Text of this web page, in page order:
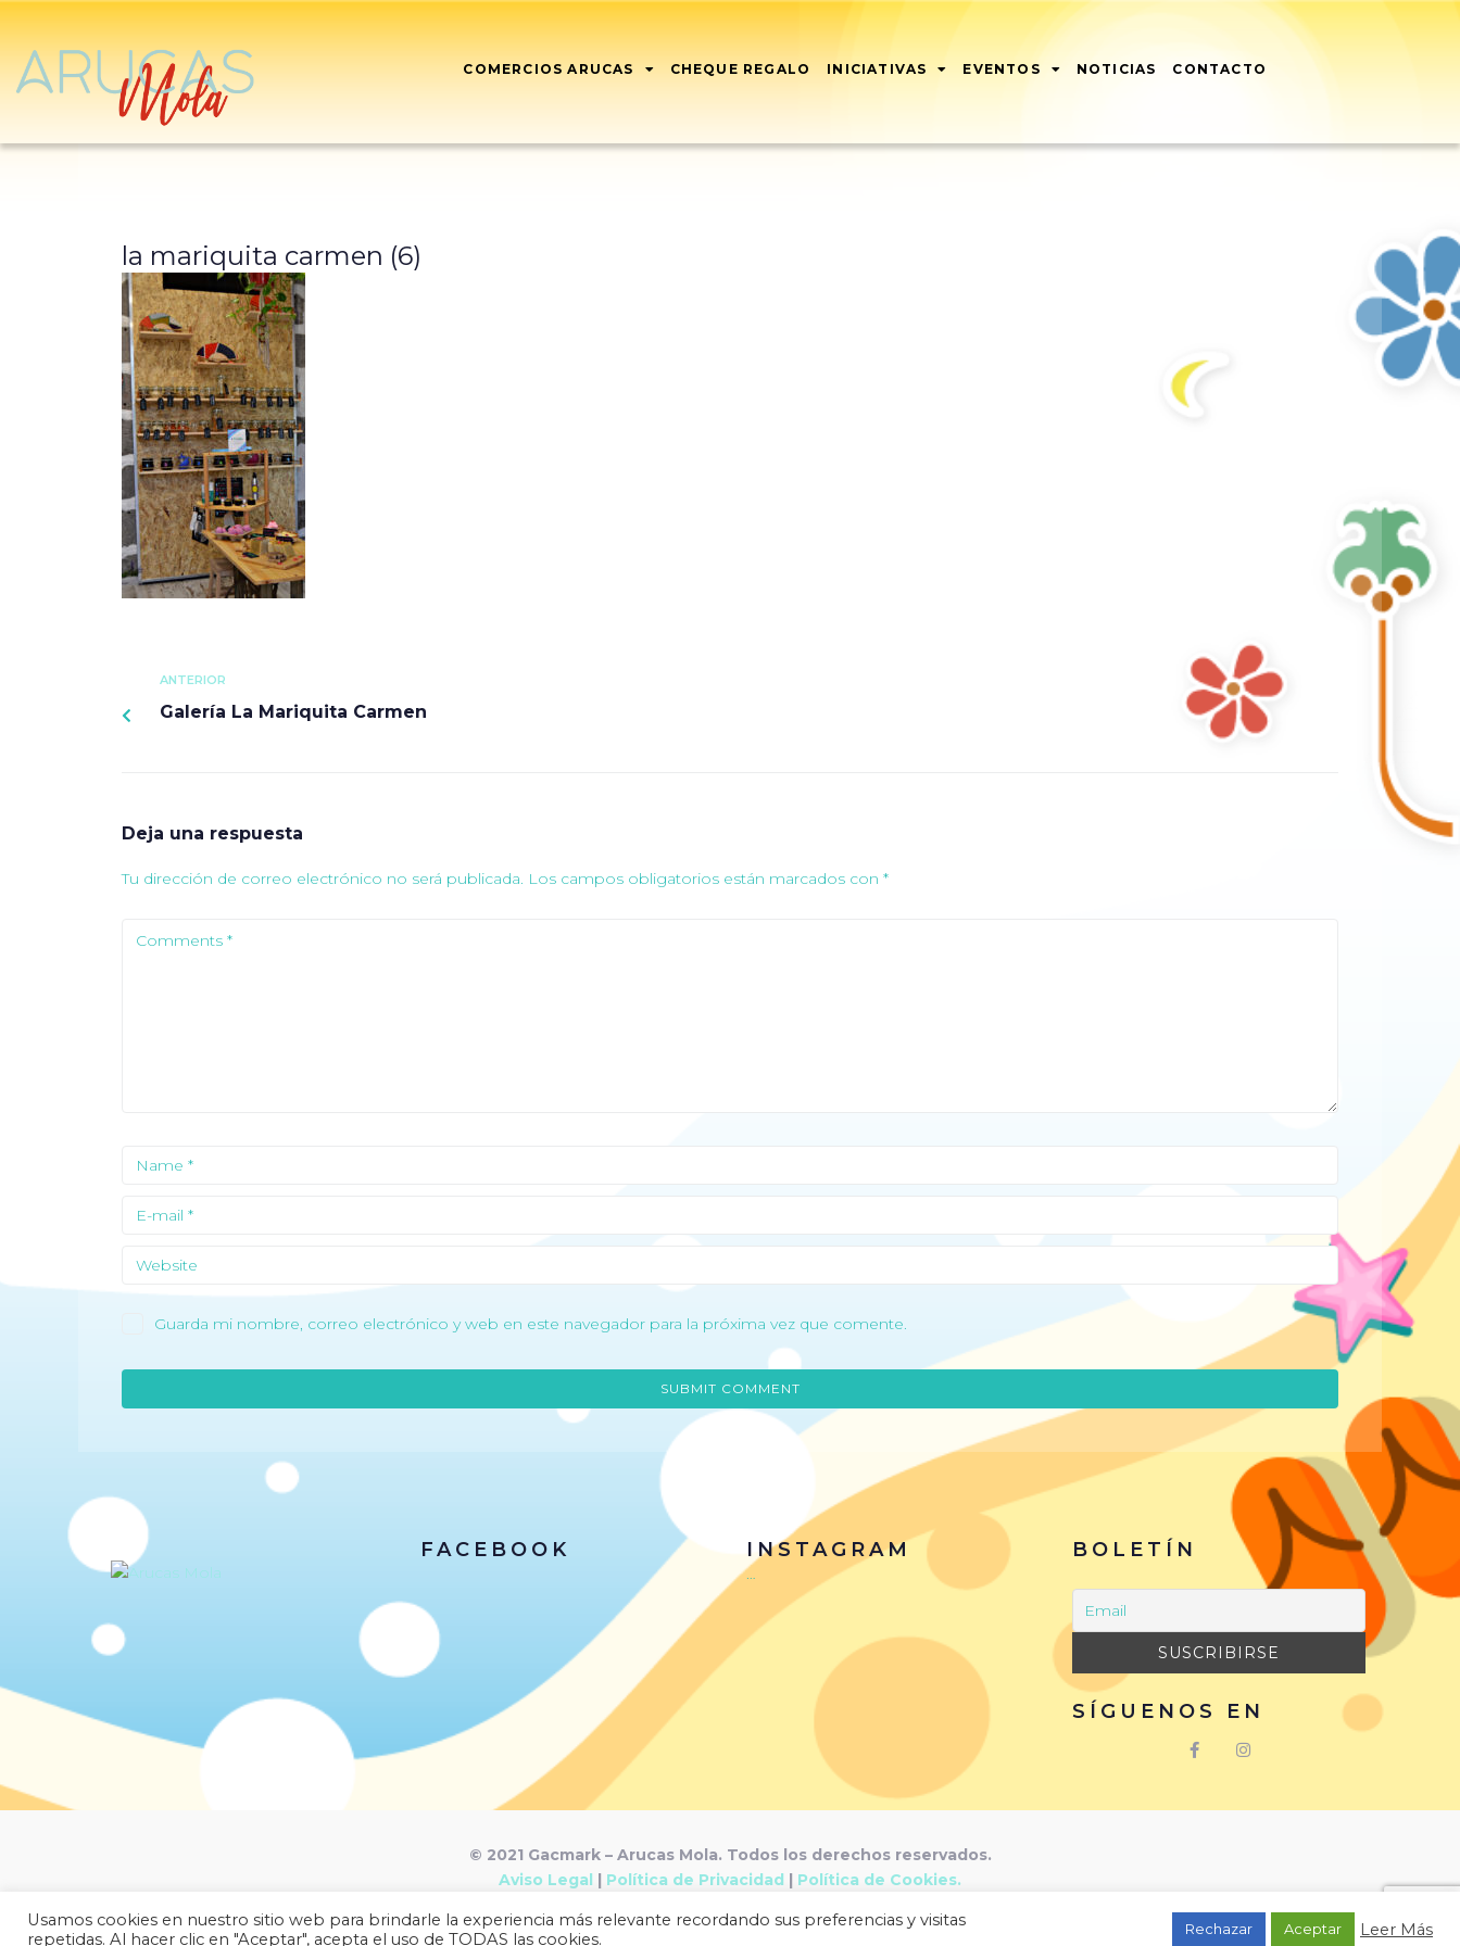
COMERCIOS ARUCAS CHEQUE REGALO INICIATIVAS EVENTOS NOTICIAS CONTACTO
la mariquita carmen (6)
ANTERIOR
Galería La Mariquita Carmen
Deja una respuesta
Tu dirección de correo electrónico no será publicada. Los campos obligatorios están marcados con *
Guarda mi nombre, correo electrónico y web en este navegador para la próxima vez que comente.
FACEBOOK INSTAGRAM
…
BOLETÍN
SÍGUENOS EN
© 2021 Gacmark – Arucas Mola. Todos los derechos reservados.
Aviso Legal | Política de Privacidad | Política de Cookies.
Usamos cookies en nuestro sitio web para brindarle la experiencia más relevante recordando sus preferencias y visitas
repetidas. Al hacer clic en "Aceptar", acepta el uso de TODAS las cookies.
Rechazar Aceptar Leer Más